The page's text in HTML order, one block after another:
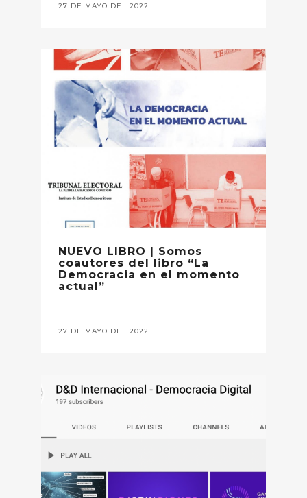
27 DE MAYO DEL 2022
NUEVO LIBRO | Somos
coautores del libro “La
Democracia en el momento
actual”
27 DE MAYO DEL 2022